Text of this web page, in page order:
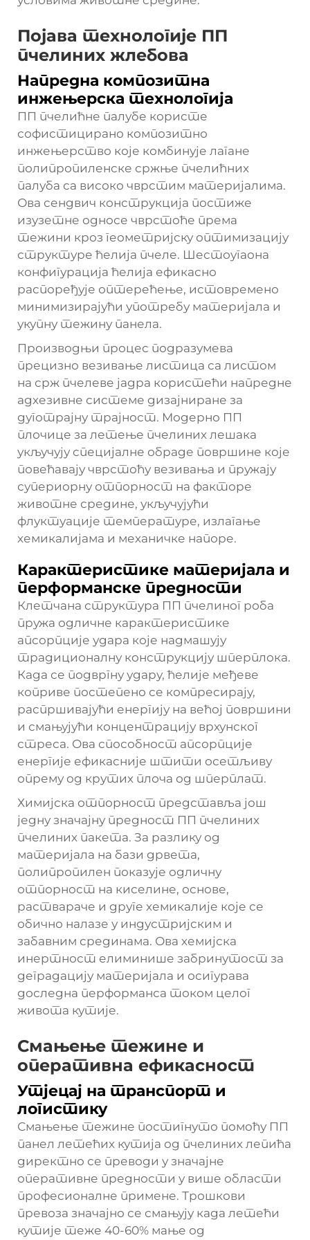
Појава технологије ПП
пчелиних жлебова
Напредна композитна
инжењерска технологија
ПП пчелићне палубе користе
софистицирано композитно
инжењерство које комбинује лагане
полипропиленске сржње пчелићних
палуба са високо чврстим материјалима.
Ова сендвич конструкција постиже
изузетне односе чврстоће према
тежини кроз геометријску оптимизацију
структуре ћелија пчеле. Шестоугаона
конфигурација ћелија ефикасно
распоређује оптерећење, истовремено
минимизирајући употребу материјала и
укупну тежину панела.
Производњи процес подразумева
прецизно везивање листица са листом
на срж пчелеве јадра користећи напредне
адхезивне системе дизајниране за
дуготрајну трајност. Модерно ПП
плочице за летење пчелиних лешака
укључују специјалне обраде површине које
повећавају чврстоћу везивања и пружају
супериорну отпорност на факторе
животне средине, укључујући
флуктуације температуре, излагање
хемикалијама и механичке напоре.
Карактеристике материјала и
перформанске предности
Клетчана структура ПП пчелиног роба
пружа одличне карактеристике
апсорпције удара које надмашују
традиционалну конструкцију шперплока.
Када се подвргну удару, ћелије међеве
коприве постепено се компресирају,
распршивајући енергију на већој површини
и смањујући концентрацију врхунског
стреса. Ова способност апсорпције
енергије ефикасније штити осетљиву
опрему од крутих плоча од шперплат.
Химијска отпорност представља још
једну значајну предност ПП пчелиних
пчелиних пакета. За разлику од
материјала на бази дрвета,
полипропилен показује одличну
отпорност на киселине, основе,
раствараче и друге хемикалије које се
обично налазе у индустријским и
забавним срединама. Ова хемијска
инертност елиминише забринутост за
деградацију материјала и осигурава
доследна перформанса током целог
живота кутије.
Смањење тежине и
оперативна ефикасност
Утјецај на транспорт и
логистику
Смањење тежине постигнуто помоћу ПП
панел летећих кутија од пчелиних лепића
директно се преводи у значајне
оперативне предности у више области
професионалне примене. Трошкови
превоза значајно се смањују када летећи
кутије теже 40-60% мање од